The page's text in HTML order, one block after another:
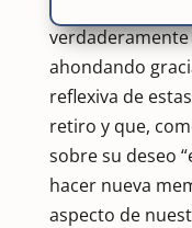
ahondando
reflexiva de
retiro y que,
sobre su deseo
hacer nueva
aspecto de